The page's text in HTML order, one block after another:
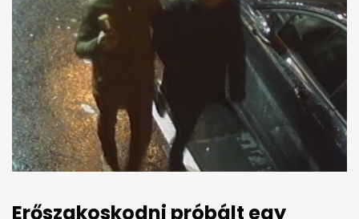
Erőszakoskodni próbált egy